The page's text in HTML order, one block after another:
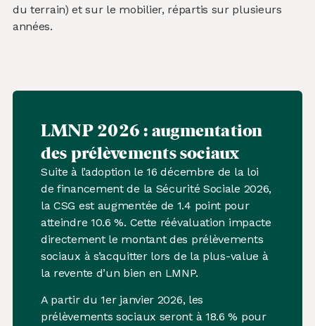
du terrain) et sur le mobilier, répartis sur plusieurs
années.
LMNP 2026 : augmentation
des prélèvements sociaux
Suite à l’adoption le 16 décembre de la loi
de financement de la Sécurité Sociale 2026,
la CSG est augmentée de 1.4 point pour
atteindre 10.6 %. Cette réévaluation impacte
directement le montant des prélèvements
sociaux à s’acquitter lors de la plus-value à
la revente d’un bien en LMNP.
A partir du 1er janvier 2026, les
prélèvements sociaux seront à 18.6 % pour